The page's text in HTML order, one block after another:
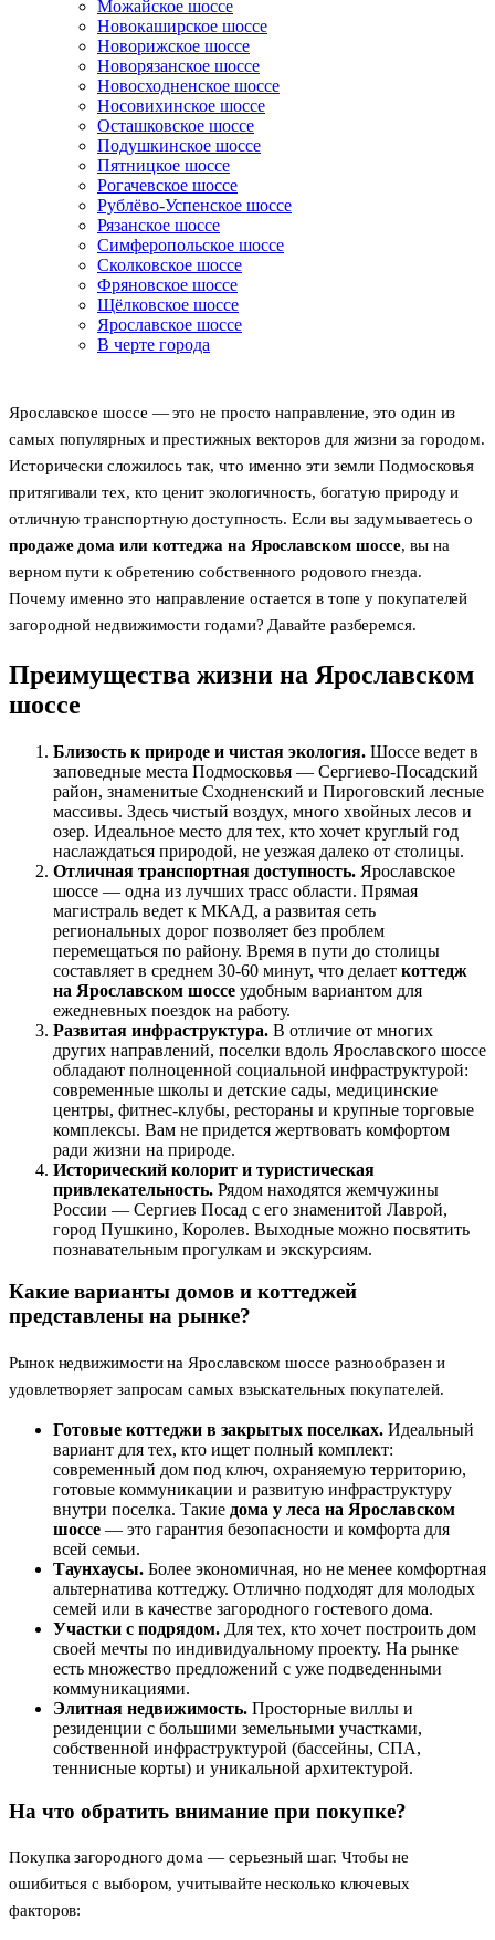
Можайское шоссе
Новокаширское шоссе
Новорижское шоссе
Новорязанское шоссе
Новосходненское шоссе
Носовихинское шоссе
Осташковское шоссе
Подушкинское шоссе
Пятницкое шоссе
Рогачевское шоссе
Рублёво-Успенское шоссе
Рязанское шоссе
Симферопольское шоссе
Сколковское шоссе
Фряновское шоссе
Щёлковское шоссе
Ярославское шоссе
B черте города
Ярославское шоссе — это не просто направление, это один из
самых популярных и престижных векторов для жизни за городом.
Исторически сложилось так, что именно эти земли Подмосковья
притягивали тех, кто ценит экологичность, богатую природу и
отличную транспортную доступность. Если вы задумываетесь о
продаже дома или коттеджа на Ярославском шоссе, вы на
верном пути к обретению собственного родового гнезда.
Почему именно это направление остается в топе у покупателей
загородной недвижимости годами? Давайте разберемся.
Преимущества жизни на Ярославском
шоссе
Близость к природе и чистая экология. Шоссе ведет в
заповедные места Подмосковья — Сергиево-Посадский
район, знаменитые Сходненский и Пироговский лесные
массивы. Здесь чистый воздух, много хвойных лесов и
озер. Идеальное место для тех, кто хочет круглый год
наслаждаться природой, не уезжая далеко от столицы.
Отличная транспортная доступность. Ярославское
шоссе — одна из лучших трасс области. Прямая
магистраль ведет к МКАД, а развитая сеть
региональных дорог позволяет без проблем
перемещаться по району. Время в пути до столицы
составляет в среднем 30-60 минут, что делает коттедж
на Ярославском шоссе удобным вариантом для
ежедневных поездок на работу.
Развитая инфраструктура. В отличие от многих
других направлений, поселки вдоль Ярославского шоссе
обладают полноценной социальной инфраструктурой:
современные школы и детские сады, медицинские
центры, фитнес-клубы, рестораны и крупные торговые
комплексы. Вам не придется жертвовать комфортом
ради жизни на природе.
Исторический колорит и туристическая
привлекательность. Рядом находятся жемчужины
России — Сергиев Посад с его знаменитой Лаврой,
город Пушкино, Королев. Выходные можно посвятить
познавательным прогулкам и экскурсиям.
Какие варианты домов и коттеджей
представлены на рынке?
Рынок недвижимости на Ярославском шоссе разнообразен и
удовлетворяет запросам самых взыскательных покупателей.
Готовые коттеджи в закрытых поселках. Идеальный
вариант для тех, кто ищет полный комплект:
современный дом под ключ, охраняемую территорию,
готовые коммуникации и развитую инфраструктуру
внутри поселка. Такие дома у леса на Ярославском
шоссе — это гарантия безопасности и комфорта для
всей семьи.
Таунхаусы. Более экономичная, но не менее комфортная
альтернатива коттеджу. Отлично подходят для молодых
семей или в качестве загородного гостевого дома.
Участки с подрядом. Для тех, кто хочет построить дом
своей мечты по индивидуальному проекту. На рынке
есть множество предложений с уже подведенными
коммуникациями.
Элитная недвижимость. Просторные виллы и
резиденции с большими земельными участками,
собственной инфраструктурой (бассейны, СПА,
теннисные корты) и уникальной архитектурой.
На что обратить внимание при покупке?
Покупка загородного дома — серьезный шаг. Чтобы не
ошибиться с выбором, учитывайте несколько ключевых
факторов: